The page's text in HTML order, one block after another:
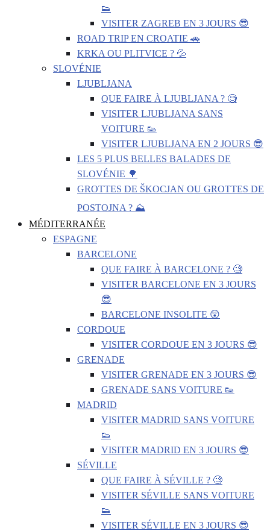
👟
VISITER ZAGREB EN 3 JOURS 😎
ROAD TRIP EN CROATIE 🚗
KRKA OU PLITVICE ? 💦
SLOVÉNIE
LJUBLJANA
QUE FAIRE À LJUBLJANA ? 🧐
VISITER LJUBLJANA SANS
VOITURE 👟
VISITER LJUBLJANA EN 2 JOURS 😎
LES 5 PLUS BELLES BALADES DE
SLOVÉNIE 🌳
GROTTES DE ŠKOCJAN OU GROTTES DE
POSTOJNA ? ⛰️
MÉDITERRANÉE
ESPAGNE
BARCELONE
QUE FAIRE À BARCELONE ? 🧐
VISITER BARCELONE EN 3 JOURS
😎
BARCELONE INSOLITE 😲
CORDOUE
VISITER CORDOUE EN 3 JOURS 😎
GRENADE
VISITER GRENADE EN 3 JOURS 😎
GRENADE SANS VOITURE 👟
MADRID
VISITER MADRID SANS VOITURE
👟
VISITER MADRID EN 3 JOURS 😎
SÉVILLE
QUE FAIRE À SÉVILLE ? 🧐
VISITER SÉVILLE SANS VOITURE
👟
VISITER SÉVILLE EN 3 JOURS 😎